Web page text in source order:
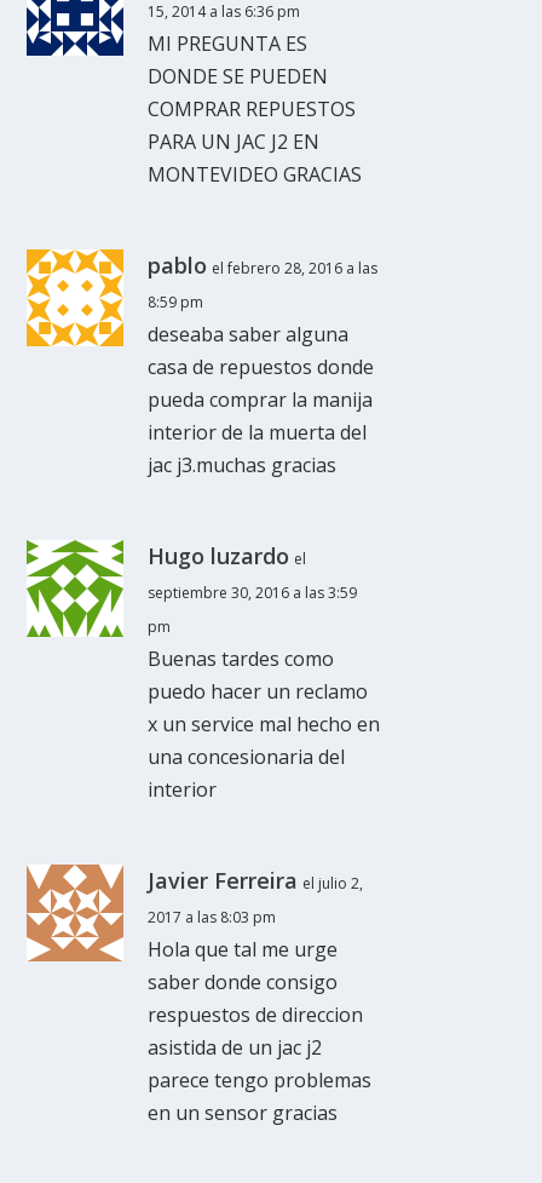
15, 2014 a las 6:36 pm
MI PREGUNTA ES
DONDE SE PUEDEN
COMPRAR REPUESTOS
PARA UN JAC J2 EN
MONTEVIDEO GRACIAS
pablo el febrero 28, 2016 a las
8:59 pm
deseaba saber alguna
casa de repuestos donde
pueda comprar la manija
interior de la muerta del
jac j3.muchas gracias
Hugo luzardo el
septiembre 30, 2016 a las 3:59
pm
Buenas tardes como
puedo hacer un reclamo
x un service mal hecho en
una concesionaria del
interior
Javier Ferreira el julio 2,
2017 a las 8:03 pm
Hola que tal me urge
saber donde consigo
respuestos de direccion
asistida de un jac j2
parece tengo problemas
en un sensor gracias